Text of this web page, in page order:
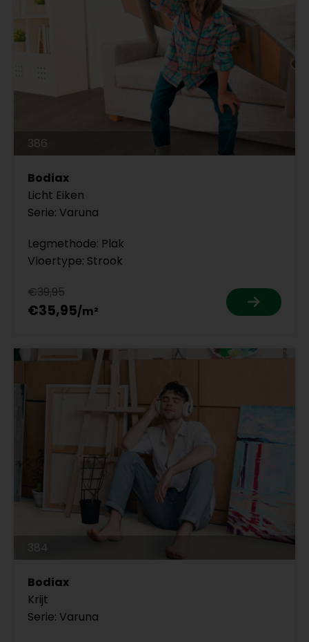
386
Bodiax
Licht Eiken
Serie: Varuna
Legmethode: Plak
Vloertype: Strook
€39,95
€35,95
384
Bodiax
Krijt
Serie: Varuna